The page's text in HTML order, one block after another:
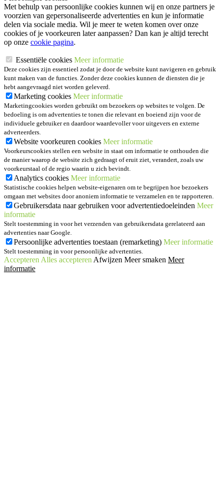
Met behulp van persoonlijke cookies kunnen wij en onze partners je
voorzien van gepersonaliseerde advertenties en kun je informatie
delen via sociale media. Wil je meer te weten komen over onze
cookies of je voorkeuren later aanpassen? Dan kan je altijd terecht
op onze cookie pagina.
Essentiële cookies Meer informatie
Deze cookies zijn essentieel zodat je door de website kunt navigeren en gebruik
kunt maken van de functies. Zonder deze cookies kunnen de diensten die je
hebt aangevraagd niet worden geleverd.
Marketing cookies Meer informatie
Marketingcookies worden gebruikt om bezoekers op websites te volgen. De
bedoeling is om advertenties te tonen die relevant en boeiend zijn voor de
individuele gebruiker en daardoor waardevoller voor uitgevers en externe
adverteerders.
Website voorkeuren cookies Meer informatie
Voorkeurscookies stellen een website in staat om informatie te onthouden die
de manier waarop de website zich gedraagt of eruit ziet, verandert, zoals uw
voorkeurstaal of de regio waarin u zich bevindt.
Analytics cookies Meer informatie
Statistische cookies helpen website-eigenaren om te begrijpen hoe bezoekers
omgaan met websites door anoniem informatie te verzamelen en te rapporteren.
Gebruikersdata naar gebruiken voor advertentiedoeleinden Meer
informatie
Stelt toestemming in voor het verzenden van gebruikersdata gerelateerd aan
advertenties naar Google.
Persoonlijke advertenties toestaan (remarketing) Meer informatie
Stelt toestemming in voor persoonlijke advertenties.
Accepteren Alles accepteren Afwijzen Meer smaken Meer
informatie